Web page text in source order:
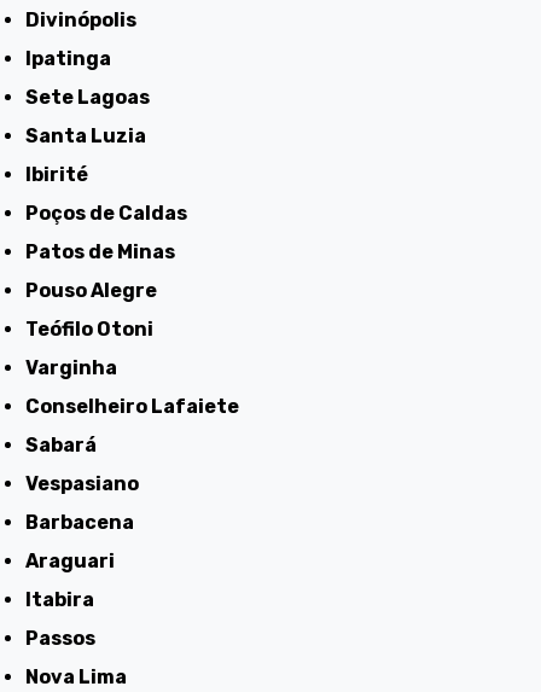
Divinópolis
Ipatinga
Sete Lagoas
Santa Luzia
Ibirité
Poços de Caldas
Patos de Minas
Pouso Alegre
Teófilo Otoni
Varginha
Conselheiro Lafaiete
Sabará
Vespasiano
Barbacena
Araguari
Itabira
Passos
Nova Lima